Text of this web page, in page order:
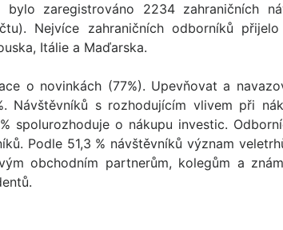
zaregistrováno 2234 zahraničních
Nejvíce zahraničních odborníků přijelo
Itálie a Maďarska.
o novinkách (77%). Upevňovat a
s rozhodujícím vlivem při
spolurozhoduje o nákupu investic.
Podle 51,3 % návštěvníků význam
obchodním partnerům, kolegům a